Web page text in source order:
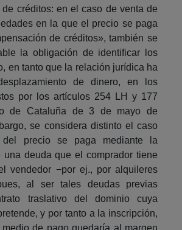
créditos: en el caso de venta de
en la que el precio se paga
de créditos», también se
la obligación de identificar los
en tanto que la relación jurídica ha
de dinero, en los
por los artículos 254 LH y 177
de Cataluña de 3 de mayo de
se considera distinto el caso
precio se paga mediante la
una deuda que el comprador tiene
vendedor −por ej., por alquileres
al ser tales deudas previas
traslativo del dominio cuya
y por tanto a la inscripción,
de pago quedaría al margen